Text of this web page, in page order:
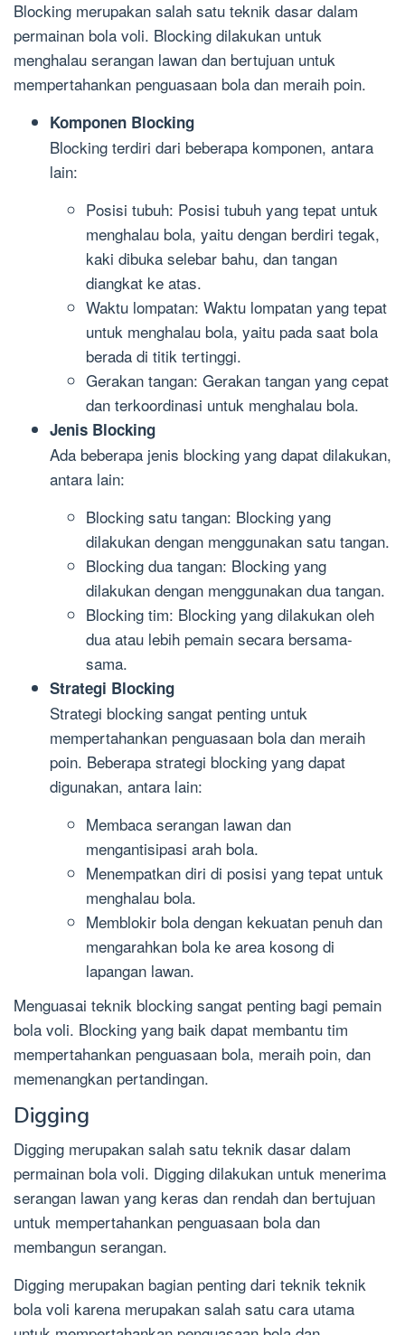
Blocking merupakan salah satu teknik dasar dalam
permainan bola voli. Blocking dilakukan untuk
menghalau serangan lawan dan bertujuan untuk
mempertahankan penguasaan bola dan meraih poin.
Komponen Blocking
Blocking terdiri dari beberapa komponen, antara
lain:
Posisi tubuh: Posisi tubuh yang tepat untuk
menghalau bola, yaitu dengan berdiri tegak,
kaki dibuka selebar bahu, dan tangan
diangkat ke atas.
Waktu lompatan: Waktu lompatan yang tepat
untuk menghalau bola, yaitu pada saat bola
berada di titik tertinggi.
Gerakan tangan: Gerakan tangan yang cepat
dan terkoordinasi untuk menghalau bola.
Jenis Blocking
Ada beberapa jenis blocking yang dapat dilakukan,
antara lain:
Blocking satu tangan: Blocking yang
dilakukan dengan menggunakan satu tangan.
Blocking dua tangan: Blocking yang
dilakukan dengan menggunakan dua tangan.
Blocking tim: Blocking yang dilakukan oleh
dua atau lebih pemain secara bersama-
sama.
Strategi Blocking
Strategi blocking sangat penting untuk
mempertahankan penguasaan bola dan meraih
poin. Beberapa strategi blocking yang dapat
digunakan, antara lain:
Membaca serangan lawan dan
mengantisipasi arah bola.
Menempatkan diri di posisi yang tepat untuk
menghalau bola.
Memblokir bola dengan kekuatan penuh dan
mengarahkan bola ke area kosong di
lapangan lawan.
Menguasai teknik blocking sangat penting bagi pemain
bola voli. Blocking yang baik dapat membantu tim
mempertahankan penguasaan bola, meraih poin, dan
memenangkan pertandingan.
Digging
Digging merupakan salah satu teknik dasar dalam
permainan bola voli. Digging dilakukan untuk menerima
serangan lawan yang keras dan rendah dan bertujuan
untuk mempertahankan penguasaan bola dan
membangun serangan.
Digging merupakan bagian penting dari teknik teknik
bola voli karena merupakan salah satu cara utama